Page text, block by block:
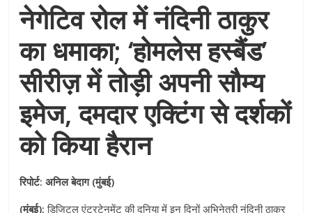
नेगेटिव रोल में नंदिनी ठाकुर
का धमाका; ‘होमलेस हस्बैंड’
सीरीज़ में तोड़ी अपनी सौम्य
इमेज, दमदार एक्टिंग से दर्शकों
को किया हैरान
रिपोर्ट: अनिल बेदाग (मुंबई)
(मुंबई): डिजिटल एंटरटेनमेंट की दुनिया में इन दिनों अभिनेत्री नंदिनी ठाकुर